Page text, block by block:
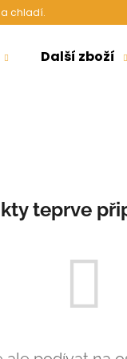
a chladí.
Další zboží
teprve